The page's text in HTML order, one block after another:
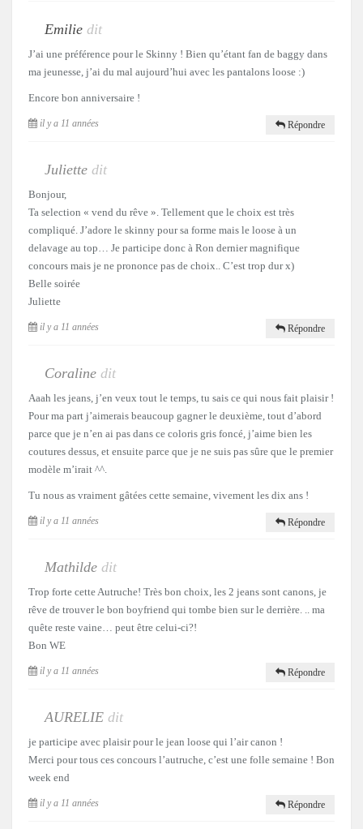
Emilie dit
J’ai une préférence pour le Skinny ! Bien qu’étant fan de baggy dans
ma jeunesse, j’ai du mal aujourd’hui avec les pantalons loose :)
Encore bon anniversaire !
il y a 11 années Répondre
Juliette dit
Bonjour,
Ta selection « vend du rêve ». Tellement que le choix est très
compliqué. J’adore le skinny pour sa forme mais le loose à un
delavage au top… Je participe donc à Ron dernier magnifique
concours mais je ne prononce pas de choix.. C’est trop dur x)
Belle soirée
Juliette
il y a 11 années Répondre
Coraline dit
Aaah les jeans, j’en veux tout le temps, tu sais ce qui nous fait plaisir !
Pour ma part j’aimerais beaucoup gagner le deuxième, tout d’abord
parce que je n’en ai pas dans ce coloris gris foncé, j’aime bien les
coutures dessus, et ensuite parce que je ne suis pas sûre que le premier
modèle m’irait ^^.
Tu nous as vraiment gâtées cette semaine, vivement les dix ans !
il y a 11 années Répondre
Mathilde dit
Trop forte cette Autruche! Très bon choix, les 2 jeans sont canons, je
rêve de trouver le bon boyfriend qui tombe bien sur le derrière. .. ma
quête reste vaine… peut être celui-ci?!
Bon WE
il y a 11 années Répondre
AURELIE dit
je participe avec plaisir pour le jean loose qui l’air canon !
Merci pour tous ces concours l’autruche, c’est une folle semaine ! Bon
week end
il y a 11 années Répondre